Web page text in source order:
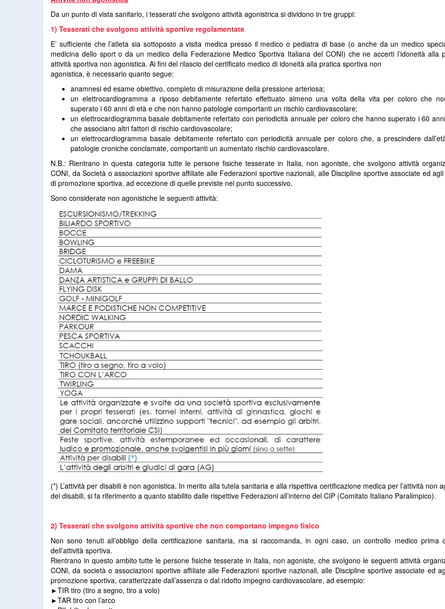
Da un punto di vista sanitario, i tesserati che svolgono attività agonistrica si dividono in tre gruppi:
1) Tesserati che svolgono attività sportive regolamentate
E’ sufficiente che l’atleta sia sottoposto a visita medica presso il medico o pediatra di base (o anche da un medico
medicina dello sport o da un medico della Federazione Medico Sportiva Italiana del CONI) che ne accerti l’idoneità alla
attività sportiva non agonistica. Ai fini del rilascio del certificato medico di idoneità alla pratica sportiva non
agonistica, è necessario quanto segue:
anamnesi ed esame obiettivo, completo di misurazione della pressione arteriosa;
un elettrocardiogramma a riposo debitamente refertato effettuato almeno una volta della vita per coloro che
superato i 60 anni di età e che non hanno patologie comportanti un rischio cardiovascolare;
un elettrocardiogramma basale debitamente refertato con periodicità annuale per coloro che hanno superato i 60
che associano altri fattori di rischio cardiovascolare;
un elettrocardiogramma basale debitamente refertato con periodicità annuale per coloro che, a prescindere
patologie croniche conclamate, comportanti un aumentato rischio cardiovascolare.
N.B.: Rientrano in questa categoria tutte le persone fisiche tesserate in Italia, non agoniste, che svolgono attività
CONI, da Società o associazioni sportive affiliate alle Federazioni sportive nazionali, alle Discipline sportive associate ed
di promozione sportiva, ad eccezione di quelle previste nel punto successivo.
Sono considerate non agonistiche le seguenti attività:
(*) L’attività per disabili è non agonistica. In merito alla tutela sanitaria e alla rispettiva certificazione medica per l’attività non
dei disabili, si fa riferimento a quanto stabilito dalle rispettive Federazioni all’interno del CIP (Comitato Italiano Paralimpico).
2) Tesserati che svolgono attività sportive che non comportano impegno fisico
Non sono tenuti all’obbligo della certificazione sanitaria, ma si raccomanda, in ogni caso, un controllo medico prima
dell’attività sportiva.
Rientrano in questo ambito tutte le persone fisiche tesserate in Italia, non agoniste, che svolgono le seguenti attività
CONI, da società o associazioni sportive affiliate alle Federazioni sportive nazionali, alle Discipline sportive associate ed
promozione sportiva, caratterizzate dall’assenza o dal ridotto impegno cardiovascolare, ad esempio:
►TIR tiro (tiro a segno, tiro a volo)
►TAR tiro con l’arco